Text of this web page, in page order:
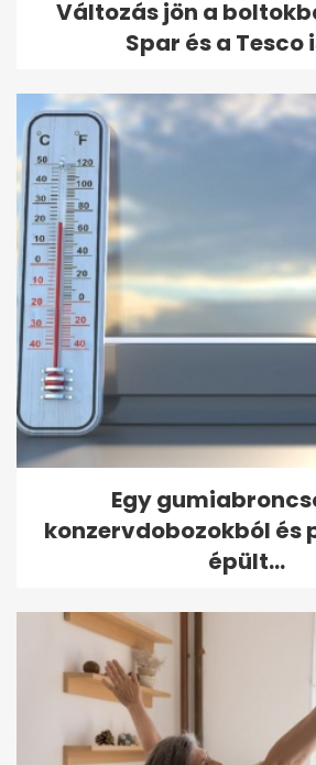
Változás jön a
Spar és a Tesco
Egy
konzervdobozokból és
épült...